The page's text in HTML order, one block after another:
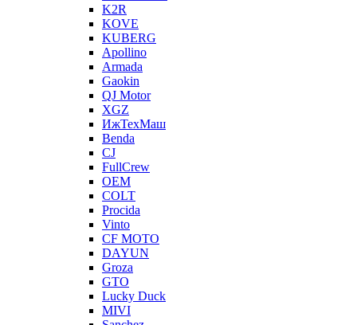
K2R
KOVE
KUBERG
Apollino
Armada
Gaokin
QJ Motor
XGZ
ИжТехМаш
Benda
CJ
FullCrew
OEM
COLT
Procida
Vinto
CF MOTO
DAYUN
Groza
GTO
Lucky Duck
MIVI